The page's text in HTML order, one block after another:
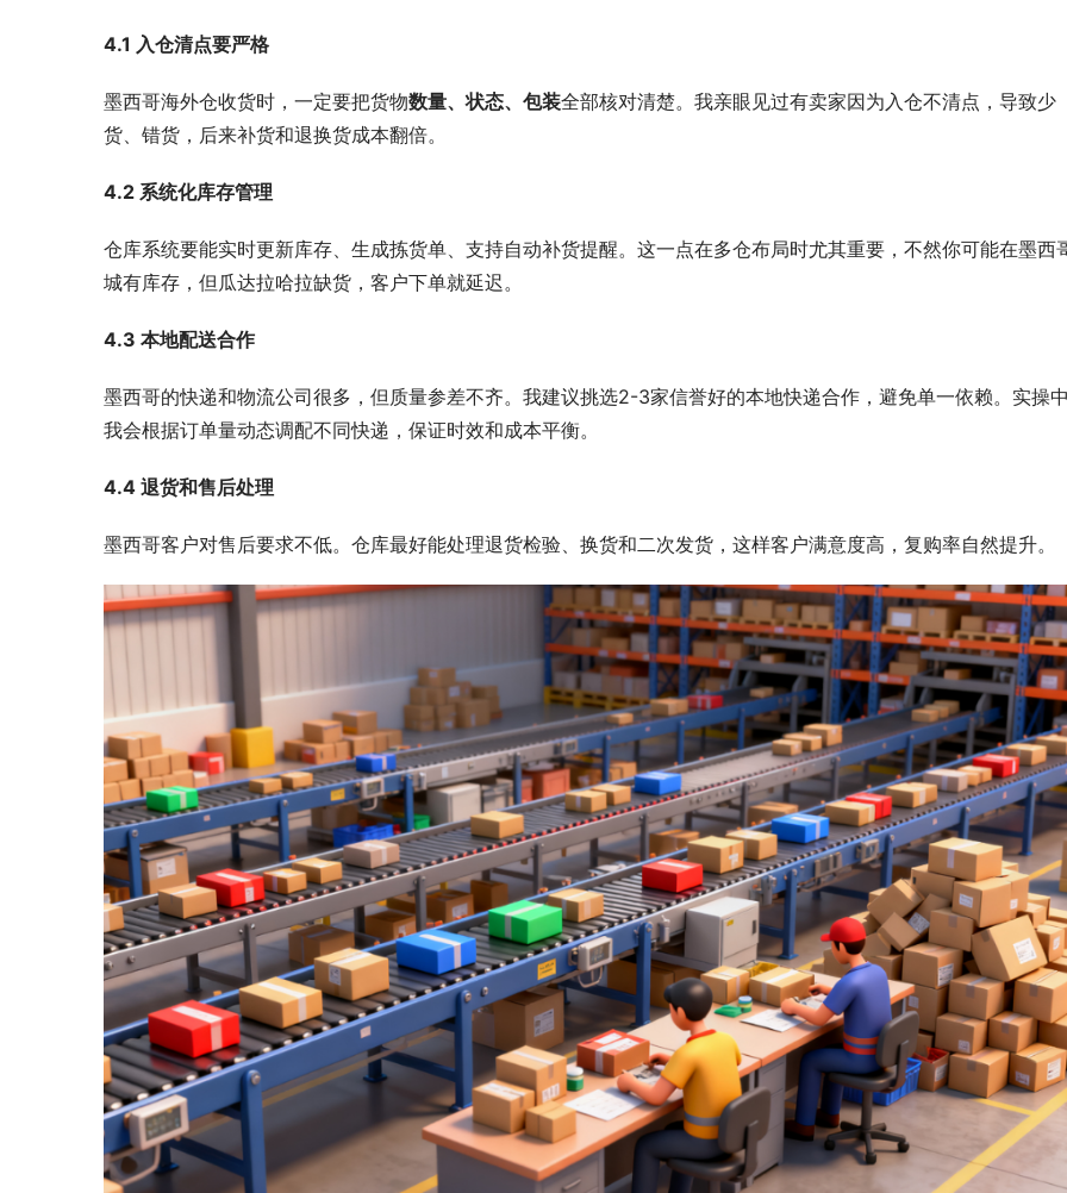
4.1 入仓清点要严格
墨西哥海外仓收货时，一定要把货物数量、状态、包装全部核对清楚。我亲眼见过有卖家因为入仓不清点，导致少
货、错货，后来补货和退换货成本翻倍。
4.2 系统化库存管理
仓库系统要能实时更新库存、生成拣货单、支持自动补货提醒。这一点在多仓布局时尤其重要，不然你可能在墨西
城有库存，但瓜达拉哈拉缺货，客户下单就延迟。
4.3 本地配送合作
墨西哥的快递和物流公司很多，但质量参差不齐。我建议挑选2-3家信誉好的本地快递合作，避免单一依赖。实操
我会根据订单量动态调配不同快递，保证时效和成本平衡。
4.4 退货和售后处理
墨西哥客户对售后要求不低。仓库最好能处理退货检验、换货和二次发货，这样客户满意度高，复购率自然提升。